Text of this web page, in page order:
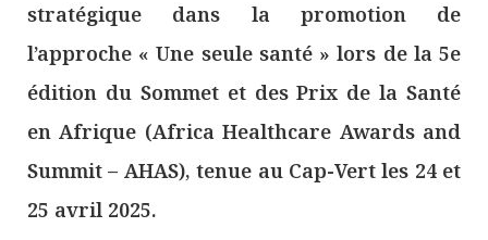
stratégique dans la promotion de
l’approche « Une seule santé » lors de la 5e
édition du Sommet et des Prix de la Santé
en Afrique (Africa Healthcare Awards and
Summit – AHAS), tenue au Cap-Vert les 24 et
25 avril 2025.